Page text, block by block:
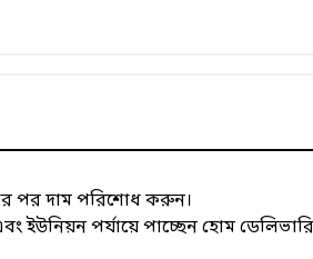
পর দাম পরিশোধ করুন।
পর্যায়ে পাচ্ছেন হোম ডেলিভারি